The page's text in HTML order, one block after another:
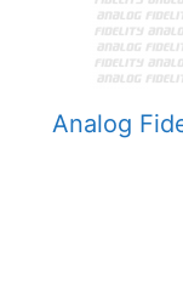
Analog